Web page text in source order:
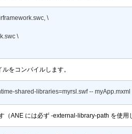
\
\
をコンパイルします。
shared-libraries=myrsl.swf -- myApp.mxml
（ANE には必ず -external-library-path を使用